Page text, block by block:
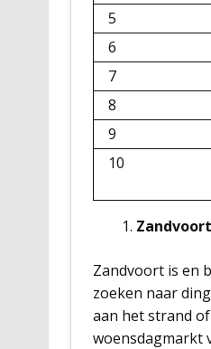
5
6
7
8
9
10
Zandvoort is en
zoeken naar
aan het strand
woensdagmarkt